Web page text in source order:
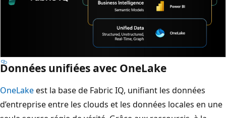
Données unifiées avec OneLake
OneLakeest la base de Fabric IQ, unifiant les données
d’entreprise entre les clouds et les données locales en une